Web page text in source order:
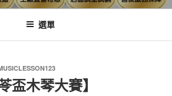
選單
盃木琴大賽】